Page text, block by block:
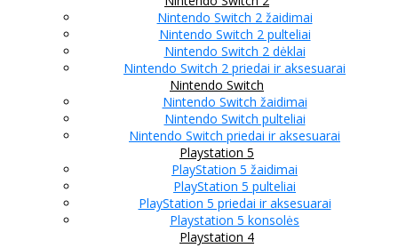
Nintendo Switch 2 žaidimai
Nintendo Switch 2 pulteliai
Nintendo Switch 2 dėklai
Nintendo Switch 2 priedai ir aksesuarai
Nintendo Switch
Nintendo Switch žaidimai
Nintendo Switch pulteliai
Nintendo Switch priedai ir aksesuarai
Playstation 5
PlayStation 5 žaidimai
PlayStation 5 pulteliai
PlayStation 5 priedai ir aksesuarai
Playstation 5 konsolės
Playstation 4